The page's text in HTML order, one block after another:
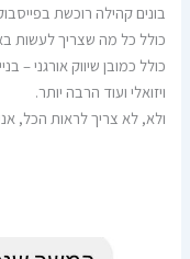
בונים קהילה רוכשת
כולל כל מה שצריך
כולל כמובן שיווק אורגני –
ויזואלי ועוד הרבה יותר.
ולא, לא צריך לראות הכל,